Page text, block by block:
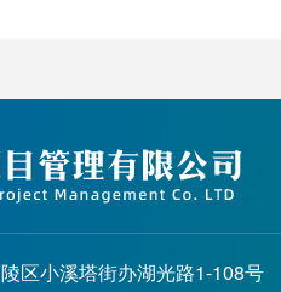
区小溪塔街办湖光路1-108号